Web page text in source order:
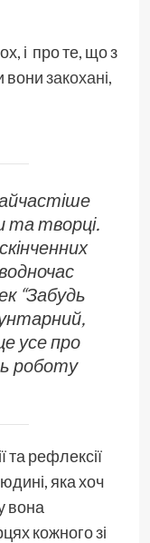
і про те, що з
вонизакохані,
та творці.
“Забудь
усе про
роботу
та рефлексії
яка хоч
вона
кожного зі